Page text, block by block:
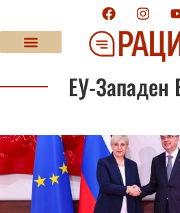
ЕУ-Западен